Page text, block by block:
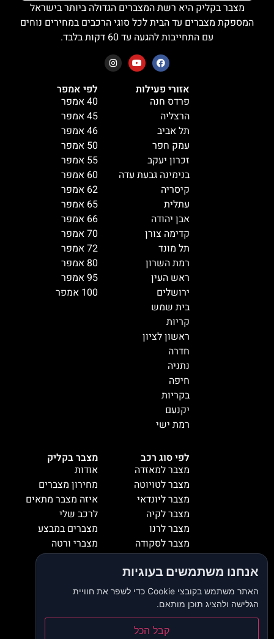
מצבר בקליק
אודות
מחירון מצברים
איזה מצבר מתאים
לרכב שלי
מצברים במבצע
מצברי ורטה
מצברי שנפ
אזורי שירות
צור קשר
לפי סוג רכב
מצבר למאזדה
מצבר לטויוטה
מצבר ליונדאי
מצבר לקיה
מצבר לרנו
מצבר לסקודה
מצבר למיציבושי
מצבר לסובארו
מצבר להונדה
מצבר לאופל
מצבר לסיאט
מצבר לאאודי
לפי אמפר
40 אמפר
45 אמפר
46 אמפר
50 אמפר
55 אמפר
60 אמפר
62 אמפר
65 אמפר
66 אמפר
70 אמפר
72 אמפר
80 אמפר
95 אמפר
100 אמפר
אזורי פעילות
פרדס חנה
הרצליה
תל אביב
עמק חפר
זכרון יעקב
בנימינה גבעת עדה
קיסריה
עתלית
אבן יהודה
קדימה צורן
תל מונד
רמת השרון
ראש העין
ירושלים
בית שמש
קריות
ראשון לציון
חדרה
נתניה
חיפה
בקריות
יקנעם
רמת ישי
מצבר בקליק היא רשת המצברים הגדולה ביותר בישראל
המספקת מצברים עד הבית לכל סוגי הרכבים במחירים נוחים
עם התחייבות להגעה עד 60 דקות בלבד.
אנחנו משתמשים בעוגיות
האתר משתמש בקובצי Cookie כדי לשפר את חוויית
הגלישה ולהציג תוכן מותאם.
קבל הכל